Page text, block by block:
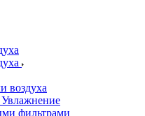
воздуха
фильтрами